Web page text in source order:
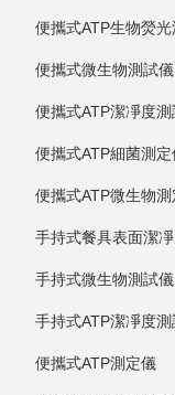
便攜式ATP生物熒
便攜式微生物測試儀
便攜式ATP潔凈度
便攜式ATP細菌測定
便攜式ATP微生物
手持式餐具表面潔
手持式微生物測試儀
手持式ATP潔凈度
便攜式ATP測定儀